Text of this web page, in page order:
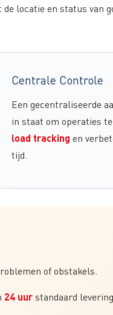
locatie en status van
Centrale Controle
Een gecentraliseerde
in staat om operaties
load tracking en
tijd.
of obstakels.
24 uur standaard